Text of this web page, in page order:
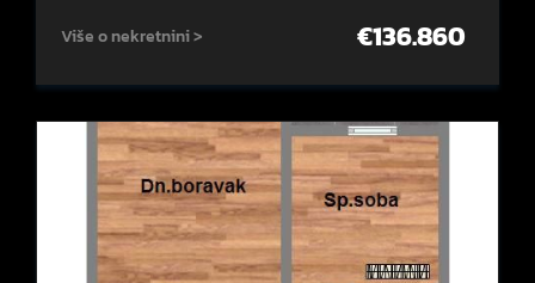
Više o nekretnini > €136.860